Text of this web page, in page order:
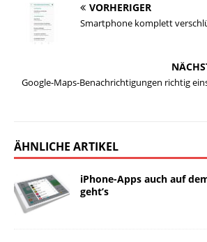
VORHERIGER
Smartphone komplett
Google-Maps-Benachrichtigungen richtig
ÄHNLICHE ARTIKEL
iPhone-Apps auch auf
geht’s